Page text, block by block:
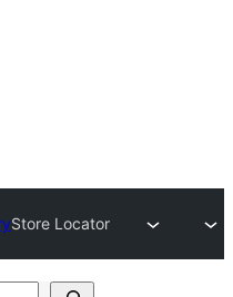
Store Locator